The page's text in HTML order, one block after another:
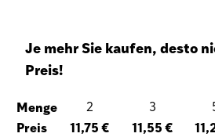
Je mehr Sie kaufen, desto
Preis!
Menge 2 3
Preis 11,75 € 11,55 €